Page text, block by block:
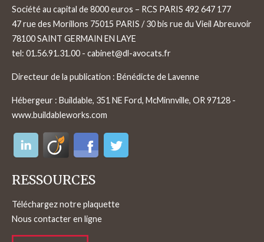
Société au capital de 8000 euros – RCS PARIS 492 647 177
47 rue des Morillons 75015 PARIS / 30 bis rue du Vieil Abreuvoir
78100 SAINT GERMAIN EN LAYE
tel: 01.56.91.31.00 - cabinet@dl-avocats.fr
Directeur de la publication : Bénédicte de Lavenne
Hébergeur : Buildable, 351 NE Ford, McMinnville, OR 97128 -
www.buildableworks.com
RESSOURCES
Téléchargez notre plaquette
Nous contacter en ligne